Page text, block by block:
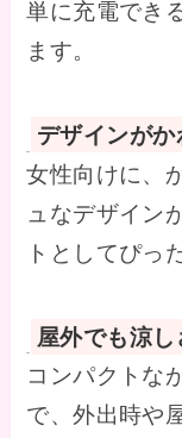
単に充電でき
ます。
デザインが
女性向けに、
ュなデザイン
トとしてぴっ
屋外でも涼
コンパクトな
で、外出時や